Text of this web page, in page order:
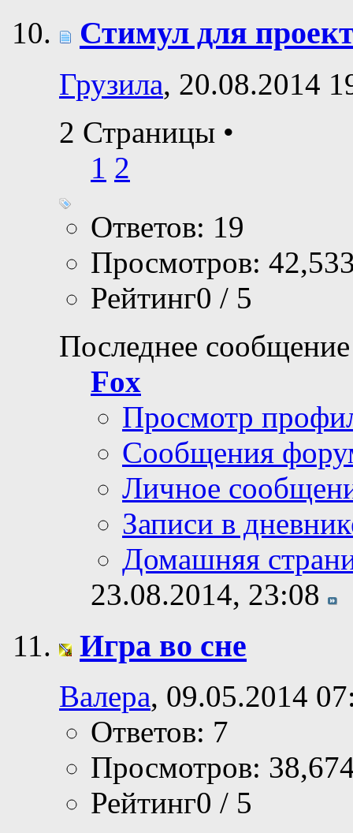
Стимул для
Грузила, 20.08.2014
2 Страницы •
1 2
Ответов: 19
Просмотров:
Рейтинг0 / 5
Последнее
Fox
Просмотр
Сообщения
Личное
Записи в
Домашняя
23.08.2014, 23:08
Игра во сне
Валера, 09.05.2014
Ответов: 7
Просмотров:
Рейтинг0 / 5